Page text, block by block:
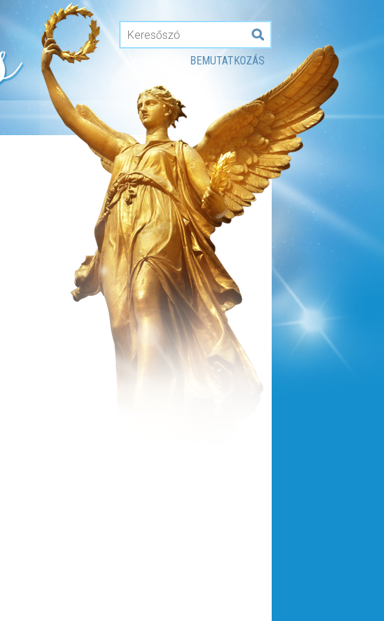
BEMUTATKOZÁS